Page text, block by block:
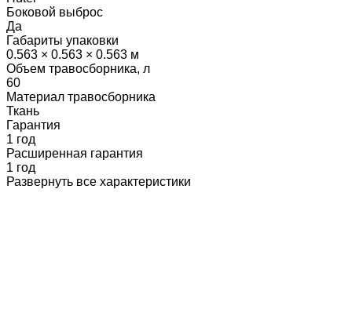
Боковой выброс
Да
Габариты упаковки
0.563 × 0.563 × 0.563 м
Объем травосборника, л
60
Материал травосборника
Ткань
Гарантия
1 год
Расширенная гарантия
1 год
Развернуть все характеристики